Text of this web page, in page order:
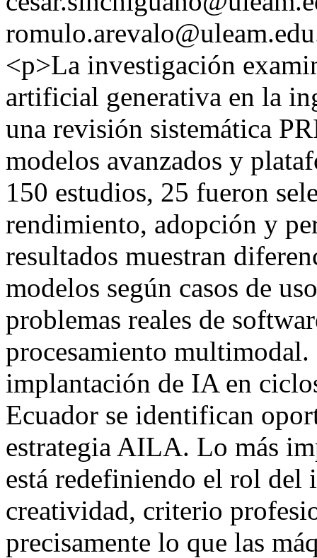
<p>La investigación
artificial generativa en la
una revisión sistemática
modelos avanzados y
150 estudios, 25 fueron
rendimiento, adopción y
resultados muestran
modelos según casos de
problemas reales de
procesamiento
implantación de IA en
Ecuador se identifican
estrategia AILA. Lo más
está redefiniendo el rol del
creatividad, criterio
precisamente lo que las